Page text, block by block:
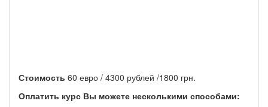
Стоимость 60 евро / 4300 рублей /1800 грн.
Оплатить курс Вы можете несколькими способами: